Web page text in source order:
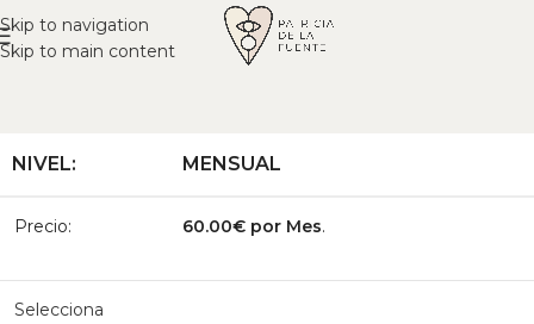
Skip to navigation
Skip to main content
MENSUAL
60.00€ por Mes.
Selecciona